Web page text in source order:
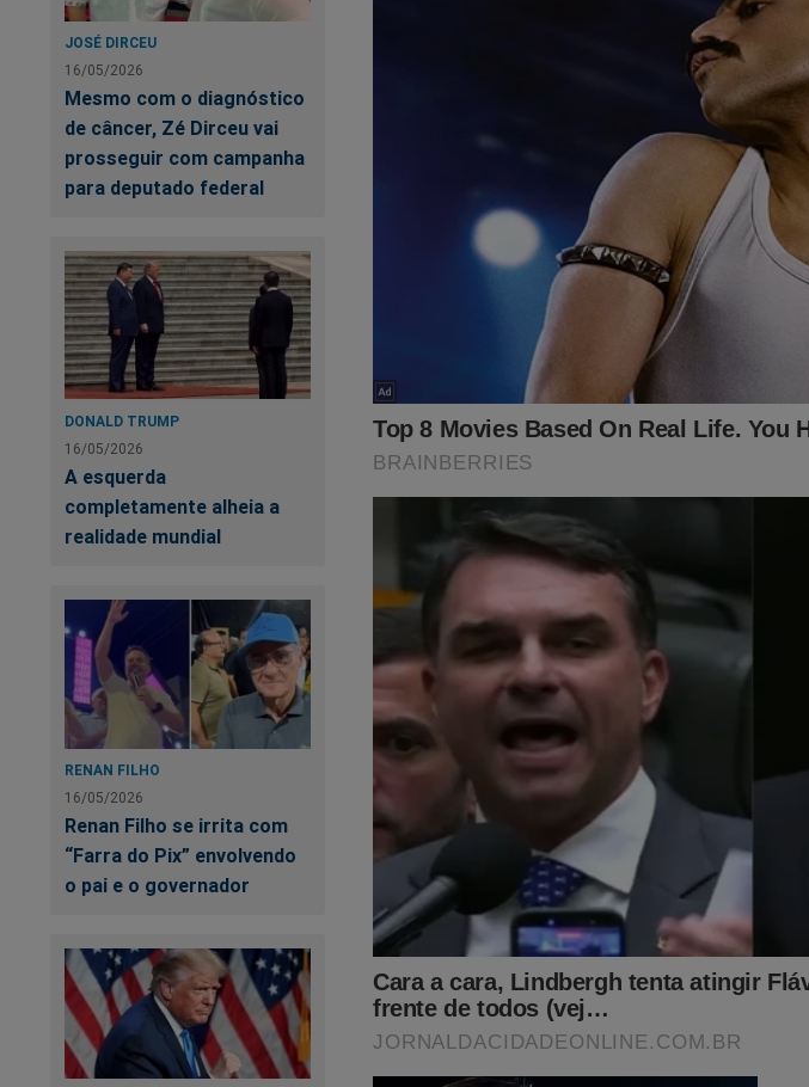
JOSÉ DIRCEU
16/05/2026
Mesmo com o diagnóstico
de câncer, Zé Dirceu vai
prosseguir com campanha
para deputado federal
DONALD TRUMP
16/05/2026
A esquerda
completamente alheia a
realidade mundial
RENAN FILHO
16/05/2026
Renan Filho se irrita com
“Farra do Pix” envolvendo
o pai e o governador
Siga o Jornal da Cidade Online no Facebook:
Torne-se nosso assinante, o que lhe dará o direito
PODCASTconservador do Brasil e ter
Verdade, onde os "assuntos proibidos" no Brasil são
link:https://assinante.jornaldacidadeonline.com.br/
será o ponto de partida para colocar um fim em
presidente Bolsonaro, seus aliados e a mídia
esconder o que realmente aconteceu em 2022...
isso foi documentado no livro
"O Fantasma do
um best seller
no Brasil. Não perca tempo.
para adquirir essa obra:
https://www.conteudoconservador.com.br/
cena-do-crime
O próprio Bolsonaro já conhece o livro: